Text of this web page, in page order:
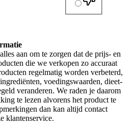
aan om te zorgen dat de prijs- en
die we verkopen zo accuraat
regelmatig worden verbeterd,
voedingswaarden, dieet-
veranderen. We raden je daarom
te lezen alvorens het product te
dan kan altijd contact
klantenservice.